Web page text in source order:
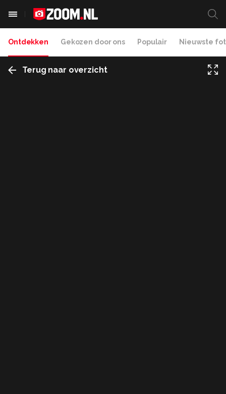
Ontdekken Gekozen door ons Populair Nieuwste
Terug naar overzicht